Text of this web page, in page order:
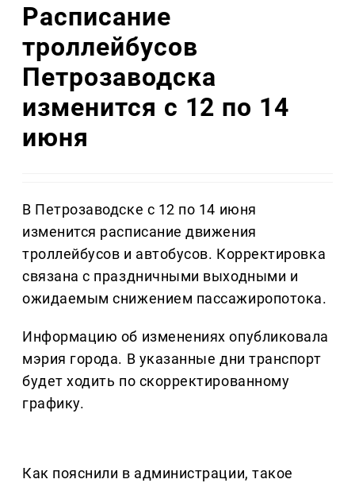
Расписание
троллейбусов
Петрозаводска
изменится с 12 по 14
июня
В Петрозаводске с 12 по 14 июня
изменится расписание движения
троллейбусов и автобусов. Корректировка
связана с праздничными выходными и
ожидаемым снижением пассажиропотока.
Информацию об изменениях опубликовала
мэрия города. В указанные дни транспорт
будет ходить по скорректированному
графику.
Как пояснили в администрации, такое